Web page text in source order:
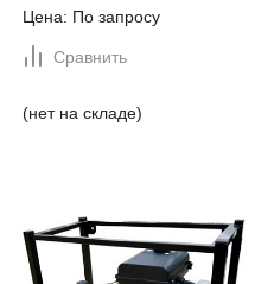
Цена: По запросу
Сравнить
(нет на складе)